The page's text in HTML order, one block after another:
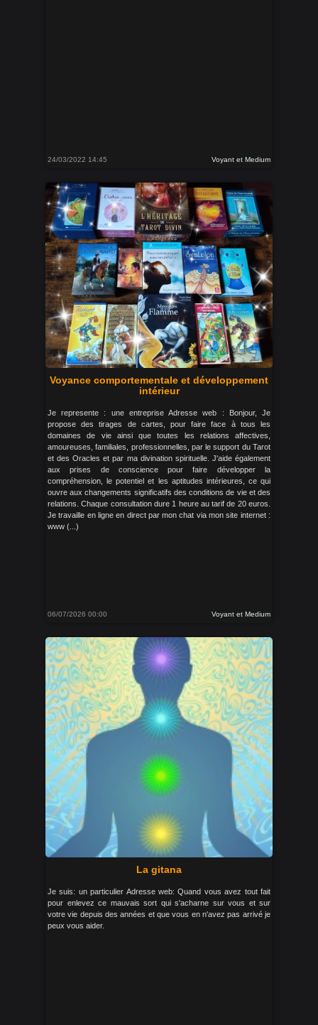
24/03/2022 14:45 Voyant et Medium
Voyance comportementale et développement
intérieur
Je represente : une entreprise Adresse web : Bonjour, Je
propose des tirages de cartes, pour faire face à tous les
domaines de vie ainsi que toutes les relations affectives,
amoureuses, familiales, professionnelles, par le support du Tarot
et des Oracles et par ma divination spirituelle. J'aide également
aux prises de conscience pour faire développer la
compréhension, le potentiel et les aptitudes intérieures, ce qui
ouvre aux changements significatifs des conditions de vie et des
relations. Chaque consultation dure 1 heure au tarif de 20 euros.
Je travaille en ligne en direct par mon chat via mon site internet :
www (...)
06/07/2026 00:00 Voyant et Medium
La gitana
Je suis: un particulier Adresse web: Quand vous avez tout fait
pour enlevez ce mauvais sort qui s'acharne sur vous et sur
votre vie depuis des années et que vous en n'avez pas arrivé je
peux vous aider.